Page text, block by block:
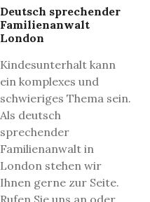
Deutsch sprechender
Familienanwalt
London
Kindesunterhalt kann
ein komplexes und
schwieriges Thema sein.
Als deutsch
sprechender
Familienanwalt in
London stehen wir
Ihnen gerne zur Seite.
Rufen Sie uns an oder